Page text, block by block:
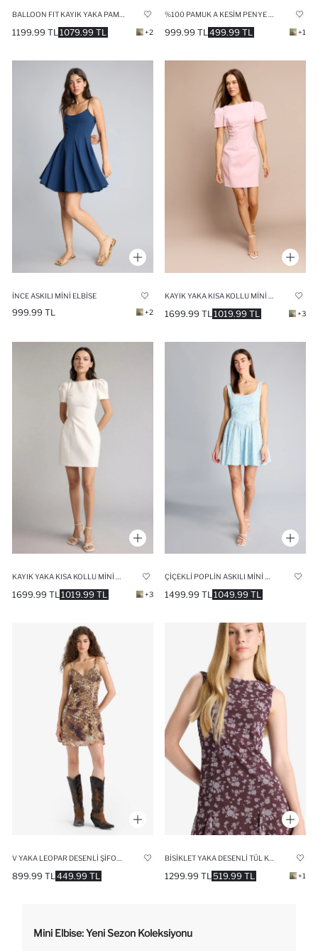
1079.99 TL
1199.99 TL +2 499.99 TL
999.99 TL +1
İNCE ASKILI MINI ELBISE
999.99 TL +2 1019.99 TL
1699.99 TL +3
1019.99 TL
1699.99 TL +3 1049.99 TL
1499.99 TL
449.99 TL
899.99 TL 519.99 TL
1299.99 TL +1
Mini Elbise: Yeni Sezon Koleksiyonu